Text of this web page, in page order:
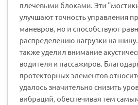
плечевыми блоками. Эти
улучшают точность управления
маневров, но и способствуют
распределению нагрузки на
также уделил внимание
водителя и пассажиров.
протекторных элементов
удалось значительно снизить
вибраций, обеспечивая тем